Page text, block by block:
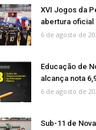
XVI Jogos da
abertura oficial
6 de agosto de
Educação de
alcança nota
6 de agosto de
Sub-11 de